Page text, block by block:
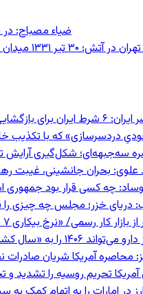
ضیاء مصباح:
چه خبر بود؟
برای بازگشایی تنگه هرمز اعلام شد
دردسرسازی» که با تکذیب
سه‌جبهه‌ای؛ شکل‌گیری آرایش
علوی: بحران جانشینی، غیبت
چه کسی قرار بود جمهوری
خزر؛ مجلس چه چیزی را
رسمی/ «نرخ بیکاری ۷ درصدی» واقعی نیست
بیماران» تبدیل کند
محاصره آمریکا شریان
تحریم روسیه را تشدید و